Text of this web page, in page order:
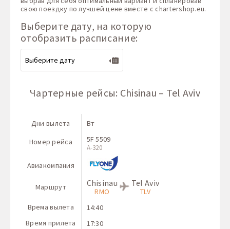
свою поездку по лучшей цене вместе сchartershop.eu.
Выберите дату, на которую
отобразить расписание:
Чартерные рейсы: Chisinau – Tel Aviv
Дни вылета
Номер рейса
Авиакомпания
Маршрут
Врема вылета
Время прилета
Вт
5F 5509
A-320
Chisinau
RMO
Tel Aviv
TLV
14:40
17:30